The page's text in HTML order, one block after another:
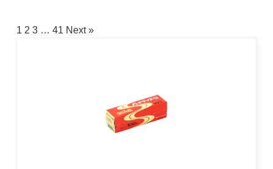
1 2 3 … 41 Next »